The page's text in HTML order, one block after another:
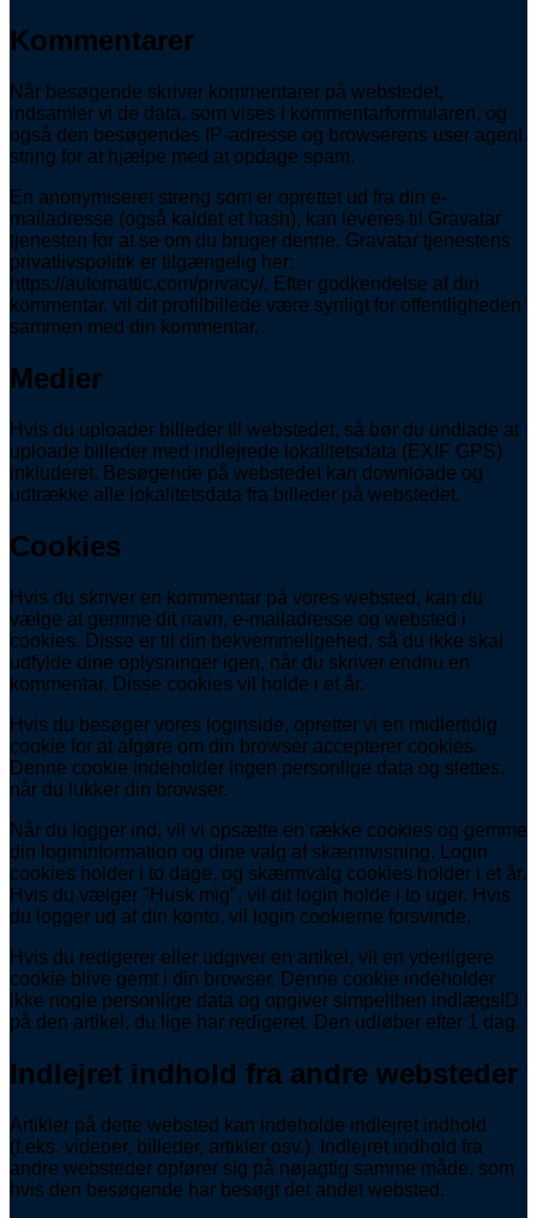
Kommentarer
Når besøgende skriver kommentarer på webstedet,
indsamler vi de data, som vises i kommentarformularen, og
også den besøgendes IP-adresse og browserens user agent
string for at hjælpe med at opdage spam.
En anonymiseret streng som er oprettet ud fra din e-
mailadresse (også kaldet et hash), kan leveres til Gravatar
tjenesten for at se om du bruger denne. Gravatar tjenestens
privatlivspolitik er tilgængelig her:
https://automattic.com/privacy/. Efter godkendelse af din
kommentar, vil dit profilbillede være synligt for offentligheden
sammen med din kommentar.
Medier
Hvis du uploader billeder til webstedet, så bør du undlade at
uploade billeder med indlejrede lokalitetsdata (EXIF GPS)
inkluderet. Besøgende på webstedet kan downloade og
udtrække alle lokalitetsdata fra billeder på webstedet.
Cookies
Hvis du skriver en kommentar på vores websted, kan du
vælge at gemme dit navn, e-mailadresse og websted i
cookies. Disse er til din bekvemmeligehed, så du ikke skal
udfylde dine oplysninger igen, når du skriver endnu en
kommentar. Disse cookies vil holde i et år.
Hvis du besøger vores loginside, opretter vi en midlertidig
cookie for at afgøre om din browser accepterer cookies.
Denne cookie indeholder ingen personlige data og slettes,
når du lukker din browser.
Når du logger ind, vil vi opsætte en række cookies og gemme
din logininformation og dine valg af skærmvisning. Login
cookies holder i to dage, og skærmvalg cookies holder i et år.
Hvis du vælger "Husk mig", vil dit login holde i to uger. Hvis
du logger ud af din konto, vil login cookierne forsvinde.
Hvis du redigerer eller udgiver en artikel, vil en yderligere
cookie blive gemt i din browser. Denne cookie indeholder
ikke nogle personlige data og opgiver simpelthen indlægsID
på den artikel, du lige har redigeret. Den udløber efter 1 dag.
Indlejret indhold fra andre websteder
Artikler på dette websted kan indeholde indlejret indhold
(f.eks. videoer, billeder, artikler osv.). Indlejret indhold fra
andre websteder opfører sig på nøjagtig samme måde, som
hvis den besøgende har besøgt det andet websted.